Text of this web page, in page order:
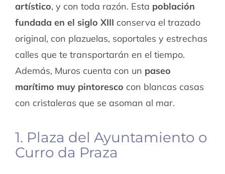
artístico, y con toda razón. Esta población
fundada en el siglo XIII conserva el trazado
original, con plazuelas, soportales y estrechas
calles que te transportarán en el tiempo.
Además, Muros cuenta con un paseo
marítimo muy pintoresco con blancas casas
con cristaleras que se asoman al mar.
1. Plaza del Ayuntamiento o
Curro da Praza